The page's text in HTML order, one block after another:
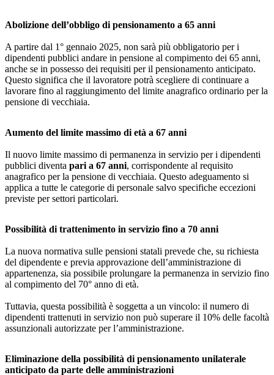
Abolizione dell’obbligo di pensionamento a 65 anni
A partire dal 1° gennaio 2025, non sarà più obbligatorio per i
dipendenti pubblici andare in pensione al compimento dei 65 anni,
anche se in possesso dei requisiti per il pensionamento anticipato.
Questo significa che il lavoratore potrà scegliere di continuare a
lavorare fino al raggiungimento del limite anagrafico ordinario per la
pensione di vecchiaia.
Aumento del limite massimo di età a 67 anni
Il nuovo limite massimo di permanenza in servizio per i dipendenti
pubblici diventa pari a 67 anni, corrispondente al requisito
anagrafico per la pensione di vecchiaia. Questo adeguamento si
applica a tutte le categorie di personale salvo specifiche eccezioni
previste per settori particolari.
Possibilità di trattenimento in servizio fino a 70 anni
La nuova normativa sulle pensioni statali prevede che, su richiesta
del dipendente e previa approvazione dell’amministrazione di
appartenenza, sia possibile prolungare la permanenza in servizio fino
al compimento del 70° anno di età.
Tuttavia, questa possibilità è soggetta a un vincolo: il numero di
dipendenti trattenuti in servizio non può superare il 10% delle facoltà
assunzionali autorizzate per l’amministrazione.
Eliminazione della possibilità di pensionamento unilaterale
anticipato da parte delle amministrazioni